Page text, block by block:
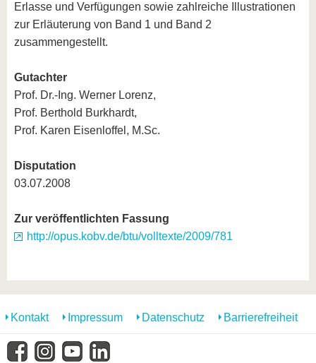
Erlasse und Verfügungen sowie zahlreiche Illustrationen
zur Erläuterung von Band 1 und Band 2
zusammengestellt.
Gutachter
Prof. Dr.-Ing. Werner Lorenz,
Prof. Berthold Burkhardt,
Prof. Karen Eisenloffel, M.Sc.
Disputation
03.07.2008
Zur veröffentlichten Fassung
http://opus.kobv.de/btu/volltexte/2009/781
Kontakt Impressum Datenschutz Barrierefreiheit